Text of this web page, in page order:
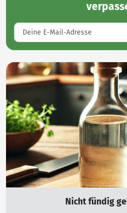
Nicht fündig